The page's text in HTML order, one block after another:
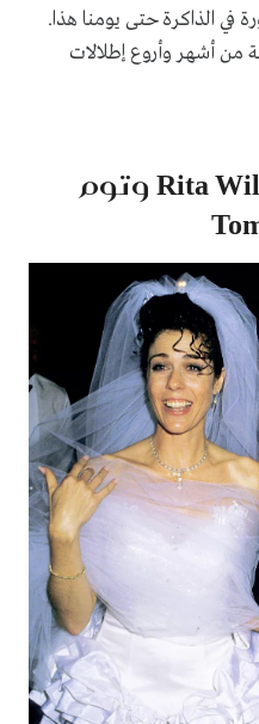
في الذاكرة حتى يومنا هذا.
من أشهر وأروع إطلالات
ريتا ويلسون Rita Wilson وتوم